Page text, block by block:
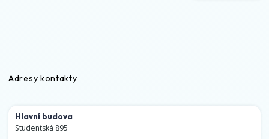
Adresy kontakty
Hlavní budova
Studentská 895